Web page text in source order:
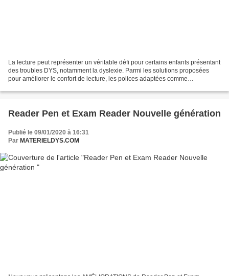
La lecture peut représenter un véritable défi pour certains enfants présentant
des troubles DYS, notamment la dyslexie. Parmi les solutions proposées
pour améliorer le confort de lecture, les polices adaptées comme
Reader Pen et Exam Reader Nouvelle génération
Publié le 09/01/2020 à 16:31
Par MATERIELDYS.COM